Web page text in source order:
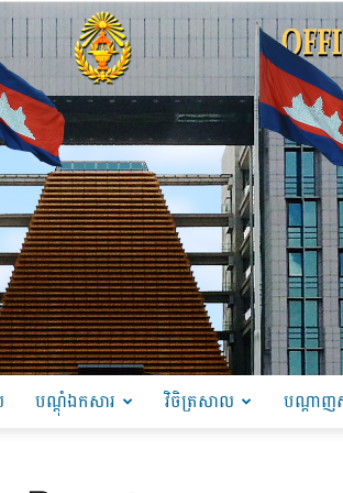
បណ្ដុំឯកសារ វិចិត្រសាល បណ្តាញ